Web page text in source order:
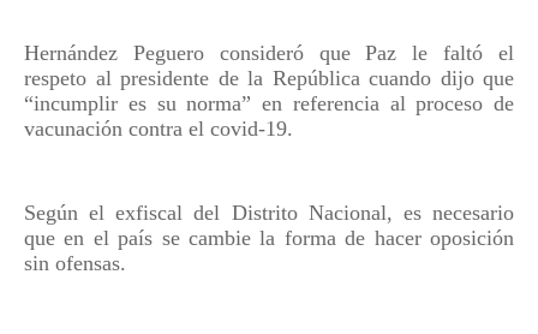
Hernández Peguero consideró que Paz le faltó el
respeto al presidente de la República cuando dijo que
“incumplir es su norma” en referencia al proceso de
vacunación contra el covid-19.
Según el exfiscal del Distrito Nacional, es necesario
que en el país se cambie la forma de hacer oposición
sin ofensas.